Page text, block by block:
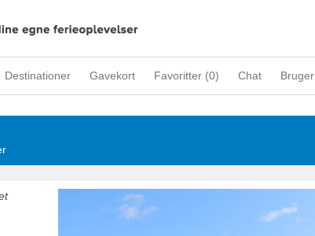
Destinationer Gavekort Favoritter (0) Chat Bruger